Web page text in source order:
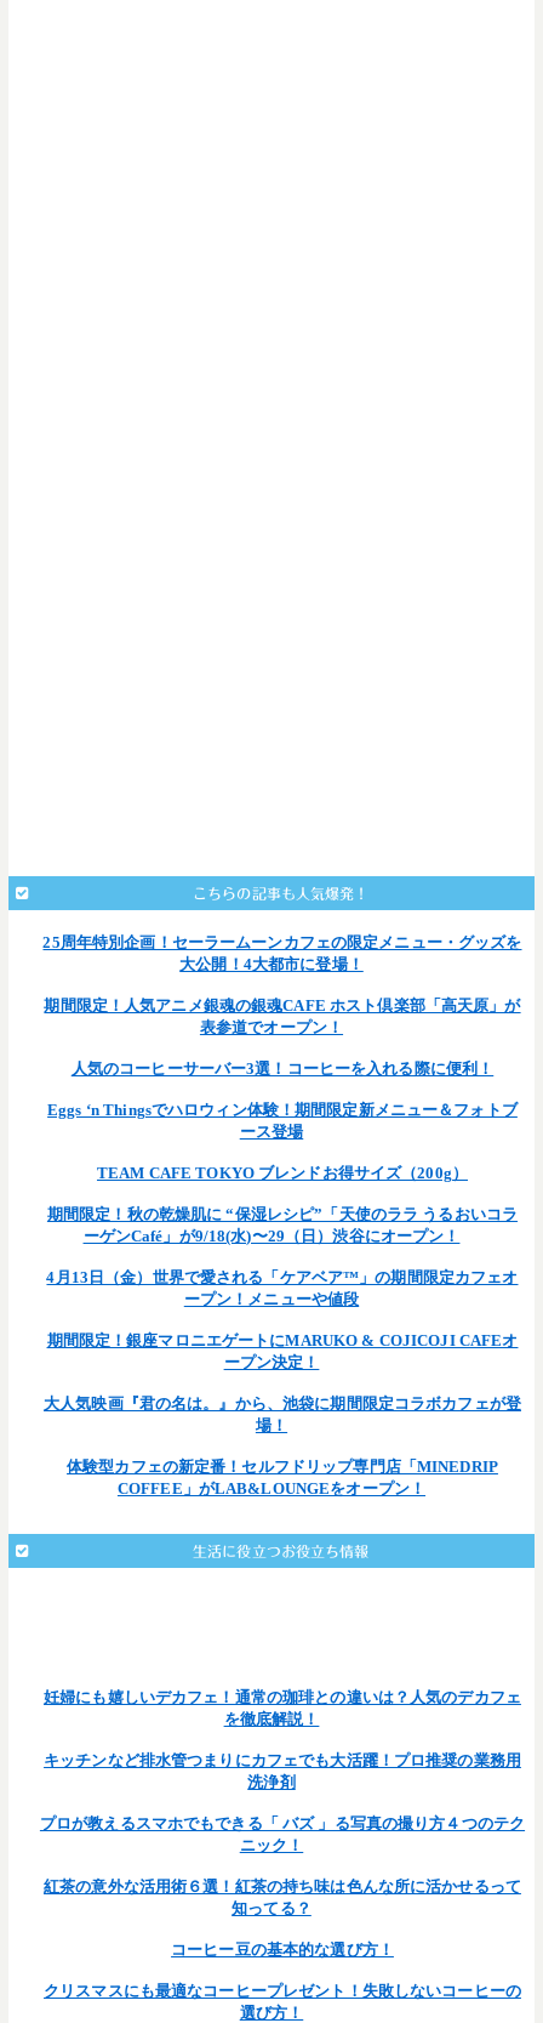
こちらの記事も人気爆発！
25周年特別企画！セーラームーンカフェの限定メニュー・グッズを
大公開！4大都市に登場！
期間限定！人気アニメ銀魂の銀魂CAFE ホスト倶楽部「高天原」が
表参道でオープン！
人気のコーヒーサーバー3選！コーヒーを入れる際に便利！
Eggs ‘n Thingsでハロウィン体験！期間限定新メニュー＆フォトブ
ース登場
TEAM CAFE TOKYO ブレンドお得サイズ（200g）
期間限定！秋の乾燥肌に “保湿レシピ”「天使のララ うるおいコラ
ーゲンCafé」が9/18(水)〜29（日）渋谷にオープン！
4月13日（金）世界で愛される「ケアベア™」の期間限定カフェオ
ープン！メニューや値段
期間限定！銀座マロニエゲートにMARUKO & COJICOJI CAFEオ
ープン決定！
大人気映画『君の名は。』から、池袋に期間限定コラボカフェが登
場！
体験型カフェの新定番！セルフドリップ専門店「MINEDRIP
COFFEE」がLAB&LOUNGEをオープン！
生活に役立つお役立ち情報
妊婦にも嬉しいデカフェ！通常の珈琲との違いは？人気のデカフェ
を徹底解説！
キッチンなど排水管つまりにカフェでも大活躍！プロ推奨の業務用
洗浄剤
プロが教えるスマホでもできる「 バズ 」る写真の撮り方４つのテク
ニック！
紅茶の意外な活用術６選！紅茶の持ち味は色んな所に活かせるって
知ってる？
コーヒー豆の基本的な選び方！
クリスマスにも最適なコーヒープレゼント！失敗しないコーヒーの
選び方！